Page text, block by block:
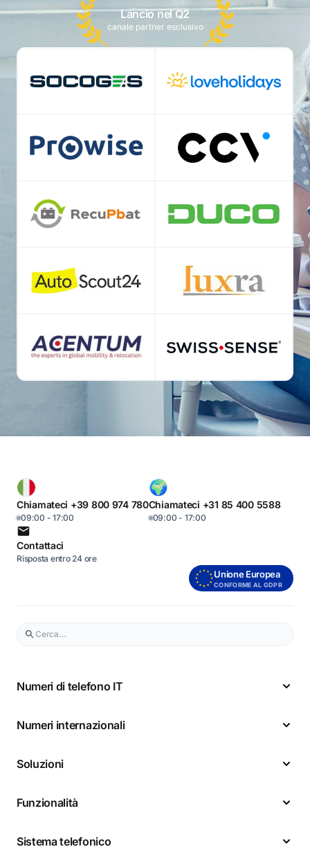
Lancio nel Q2
canale partner esclusivo
Chiamateci +39 800 974 780
09:00 - 17:00
Chiamateci +31 85 400 5588
09:00 - 17:00
Contattaci
Risposta entro 24 ore
Unione Europea
CONFORME AL GDPR
Numeri di telefono IT
Numeri internazionali
Soluzioni
Funzionalità
Sistema telefonico